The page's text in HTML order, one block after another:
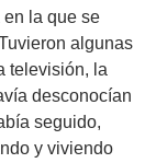
la que se
algunas
televisión, la
desconocían
seguido,
y viviendo